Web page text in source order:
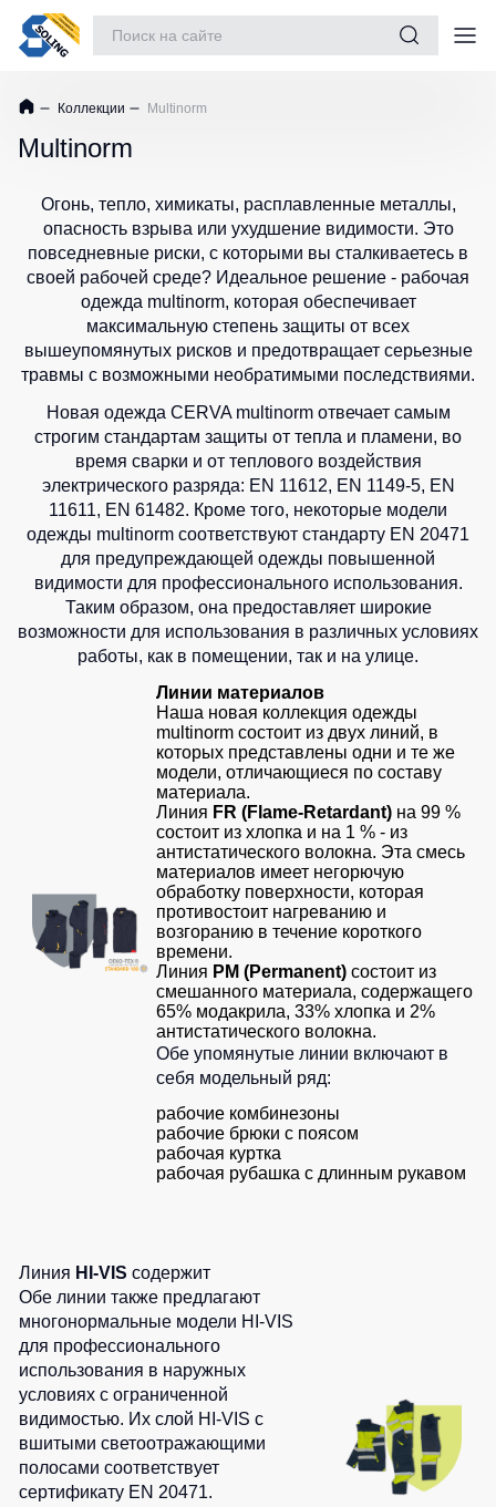
Куртки
рабочие
не
Куртки
Softshell
Куртки
повседневные
демисезонные
Куртки
зимние
на
каждый
день
Куртки
женские
Детские
Куртки
ХоРеКа
и
медицина
Костюмы
утепленные
Штаны
(Брюки)
брюки
Утепленные
брюки
работы
Полукомбинезоны
футболки
Футболки
Teesta
Рубашки
поло
Dhanu
Поло
STAR
Женские
футболки
Surma
Футболки
V-
образным
вырезом
длинным
рукавом
Майки
Остальные
Детские
футболки
Фартуки
Костюмы
Серия
Серия
Серия
одежды
Серия
MULTINORM
Медицинские
для
детей
Спортивные
куртки
Спортивные
штаны
Футболки
для
спорта
Шорты
и
леггинсы
для
спорта
Одежда
для
плавания
Комплекты
для
команд
спецодежда
Термобелье
одежда
уборы
Пояс
для
инструментов
Рубашки
Повседневная обувь
Защита рук
Защита глаз
Защита слуха
Защита головы
Защита дыхания
Страховочное оборудование
Наколенники
Сумки и Рюкзаки
Химия
Хозинвентарь
Противопожарное оборудование
Дорожное ограждение
Ткани / Фурнитура
Промышленные пылесосы
Мигалки
Инструменты
Коллекции Multinorm
Multinorm
Огонь, тепло, химикаты, расплавленные металлы,
опасность взрыва или ухудшение видимости. Это
повседневные риски, с которыми вы сталкиваетесь в
своей рабочей среде? Идеальное решение - рабочая
одежда multinorm, которая обеспечивает
максимальную степень защиты от всех
вышеупомянутых рисков и предотвращает серьезные
травмы с возможными необратимыми последствиями.
Новая одежда CERVA multinorm отвечает самым
строгим стандартам защиты от тепла и пламени, во
время сварки и от теплового воздействия
электрического разряда: EN 11612, EN 1149-5, EN
11611, EN 61482. Кроме того, некоторые модели
одежды multinorm соответствуют стандарту EN 20471
для предупреждающей одежды повышенной
видимости для профессионального использования.
Таким образом, она предоставляет широкие
возможности для использования в различных условиях
работы, как в помещении, так и на улице.
Линии материалов
Наша новая коллекция одежды
multinorm состоит из двух линий, в
которых представлены одни и те же
модели, отличающиеся по составу
материала.
Линия FR (Flame-Retardant) на 99 %
состоит из хлопка и на 1 % - из
антистатического волокна. Эта смесь
материалов имеет негорючую
обработку поверхности, которая
противостоит нагреванию и
возгоранию в течение короткого
времени.
Линия PM (Permanent) состоит из
смешанного материала, содержащего
65% модакрила, 33% хлопка и 2%
антистатического волокна.
Обе упомянутые линии включают в
себя модельный ряд:
рабочие комбинезоны
рабочие брюки с поясом
рабочая куртка
рабочая рубашка с длинным рукавом
Линия HI-VIS содержит
Обе линии также предлагают
многонормальные модели HI-VIS
для профессионального
использования в наружных
условиях с ограниченной
видимостью. Их слой HI-VIS с
вшитыми светоотражающими
полосами соответствует
сертификату EN 20471.